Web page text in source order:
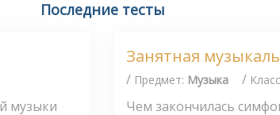
Последние тесты
музыки
Занятная
/ Предмет: Музыка /
Чем закончилась